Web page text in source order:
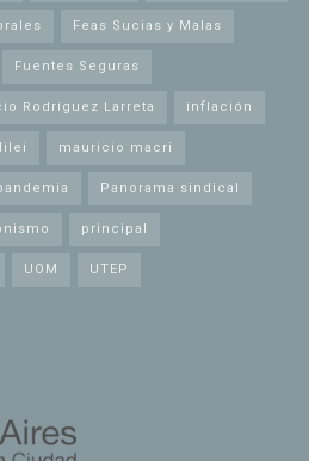
Feas Sucias y Malas
Fuentes Seguras
Rodríguez Larreta inflación
mauricio macri
Panorama sindical
principal
UOM UTEP